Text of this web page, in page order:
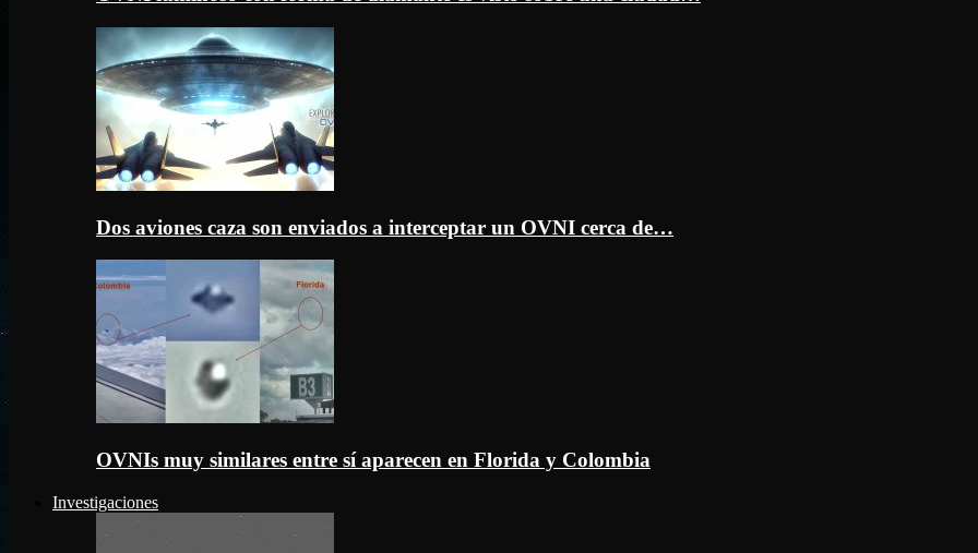
Dos aviones caza son enviados a interceptar un OVNI cerca de…
OVNIs muy similares entre sí aparecen en Florida y Colombia
Investigaciones